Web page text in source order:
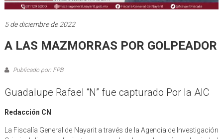
5 de diciembre de 2022
A LAS MAZMORRAS POR GOLPEADOR
Publicado por: FPB
Guadalupe Rafael “N” fue capturado Por la AIC
Redacción CN
La Fiscalía General de Nayarit a través de la Agencia de Investigación